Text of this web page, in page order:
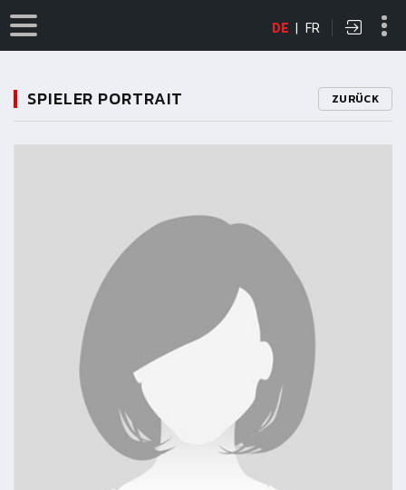
DE | FR
SPIELER PORTRAIT ZURÜCK